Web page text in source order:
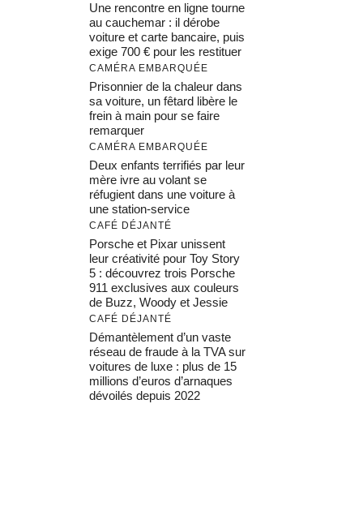
Une rencontre en ligne tourne
au cauchemar : il dérobe
voiture et carte bancaire, puis
exige 700 € pour les restituer
CAMÉRA EMBARQUÉE
Prisonnier de la chaleur dans
sa voiture, un fêtard libère le
frein à main pour se faire
remarquer
CAMÉRA EMBARQUÉE
Deux enfants terrifiés par leur
mère ivre au volant se
réfugient dans une voiture à
une station-service
CAFÉ DÉJANTÉ
Porsche et Pixar unissent
leur créativité pour Toy Story
5 : découvrez trois Porsche
911 exclusives aux couleurs
de Buzz, Woody et Jessie
CAFÉ DÉJANTÉ
Démantèlement d’un vaste
réseau de fraude à la TVA sur
voitures de luxe : plus de 15
millions d’euros d’arnaques
dévoilés depuis 2022